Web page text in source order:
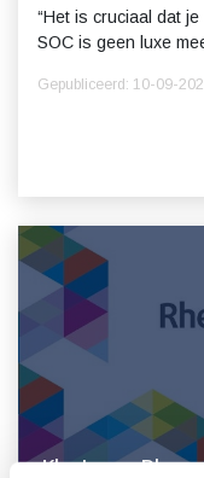
“Het is cruciaal dat
SOC is geen luxe
Gepubliceerd: 10-09-
Klantcase: